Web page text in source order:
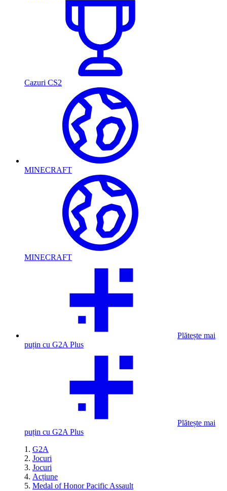
Cazuri CS2
MINECRAFT
MINECRAFT
Plătește mai
puțin cu G2A Plus
Plătește mai
puțin cu G2A Plus
G2A
Jocuri
Jocuri
Acțiune
Medal of Honor Pacific Assault